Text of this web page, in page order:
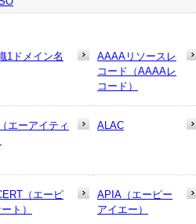
1ドメイン名
AAAAリソースレ
コード（AAAAレ
コード）
エーアイティ
ALAC
（エーピ
ト）
APIA（エーピー
アイエー）